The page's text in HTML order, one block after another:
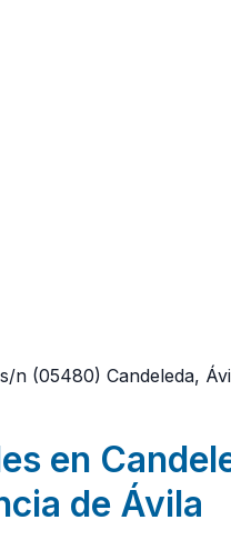
n (05480) Candeleda,
en
de Ávila